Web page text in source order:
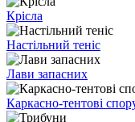
Крісла
Настільний теніс
Лави запасних
Каркасно-тентові